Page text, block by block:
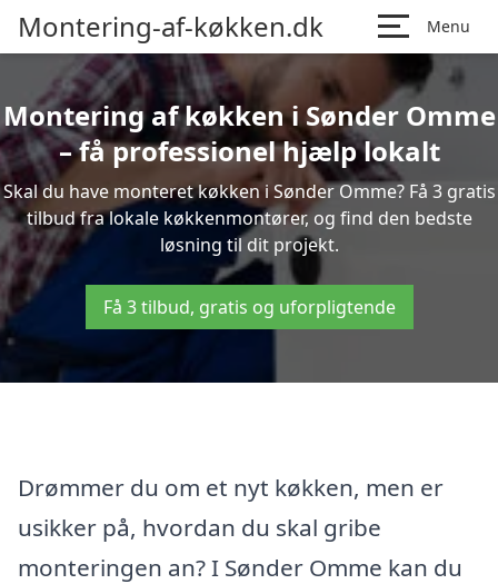
Montering-af-køkken.dk Menu
Montering af køkken i Sønder Omme
– få professionel hjælp lokalt
Skal du have monteret køkken i Sønder Omme? Få 3 gratis
tilbud fra lokale køkkenmontører, og find den bedste
løsning til dit projekt.
Få 3 tilbud, gratis og uforpligtende
Drømmer du om et nyt køkken, men er
usikker på, hvordan du skal gribe
monteringen an? I Sønder Omme kan du